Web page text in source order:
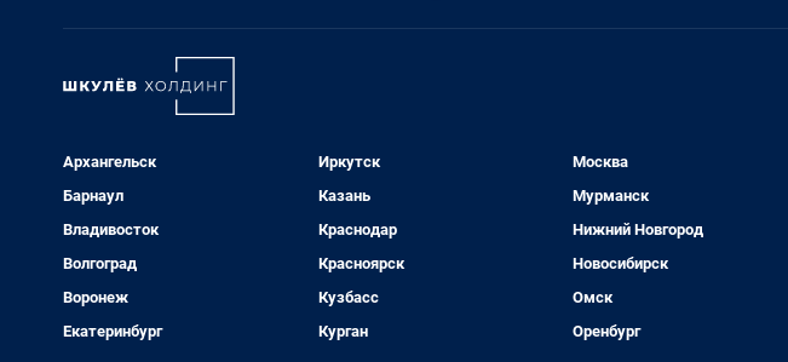
Архангельск
Барнаул
Владивосток
Волгоград
Воронеж
Екатеринбург
Иркутск
Казань
Краснодар
Красноярск
Кузбасс
Курган
Москва
Мурманск
Нижний Новгород
Новосибирск
Омск
Оренбург